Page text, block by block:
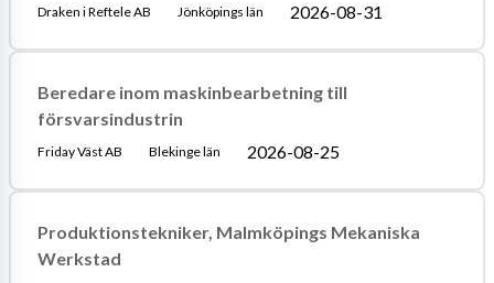
Draken i Reftele AB Jönköpings län 2026-08-31
Beredare inom maskinbearbetning till
försvarsindustrin
Friday Väst AB Blekinge län 2026-08-25
Produktionstekniker, Malmköpings Mekaniska
Werkstad